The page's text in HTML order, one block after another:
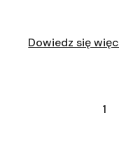
Dowiedz się
1